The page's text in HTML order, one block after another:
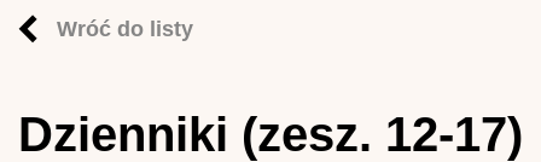
Wróć do listy
Dzienniki (zesz. 12-17)